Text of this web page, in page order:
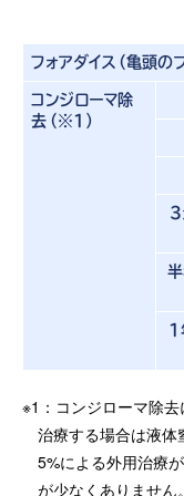
フォアダイス（亀頭の
コンジローマ除
去（※1）
3
1
※1：コンジローマ除
治療する場合は液体
5%による外用治療
が少なくありません